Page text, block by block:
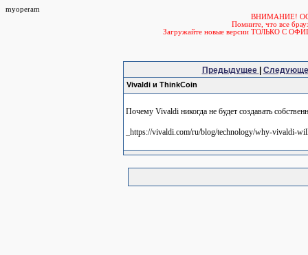
myoperam
ВНИМАНИЕ!
Помните, что все
Загружайте новые версии ТОЛЬКО С
Предыдущее
Vivaldi и ThinkCoin
Почему Vivaldi никогда не будет создавать
_https://vivaldi.com/ru/blog/technology/why-vivaldi-